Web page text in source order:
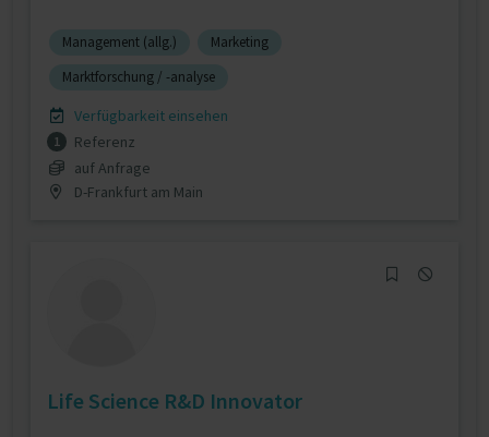
Management (allg.)
Marketing
Marktforschung / -analyse
Verfügbarkeit einsehen
1
Referenz
auf Anfrage
D-Frankfurt am Main
Life Science R&D Innovator